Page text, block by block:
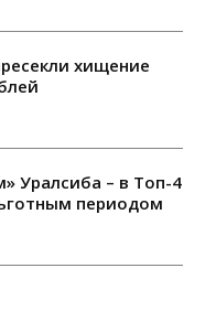
хищение
Уралсиба – в Топ-4
периодом